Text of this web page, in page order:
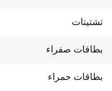
تشتيتات
بطاقات صفراء
بطاقات حمراء